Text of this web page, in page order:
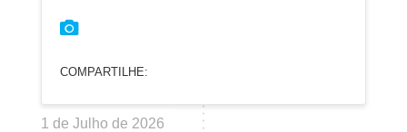
COMPARTILHE:
1 de Julho de 2026